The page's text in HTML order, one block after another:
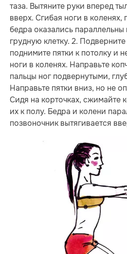
таза. Вытяните руки вперед
вверх. Сгибая ноги в коле­­нях,
бедра оказались параллельны
грудную клетку. 2.
поднимите пятки к потолку и
ноги в коленях. Направьте
пальцы ног подвернутыми,
Направьте пятки вниз, но не
Сидя на корточках, сжимайте
их к полу. Бедра и колени
позвоночник вытягивается